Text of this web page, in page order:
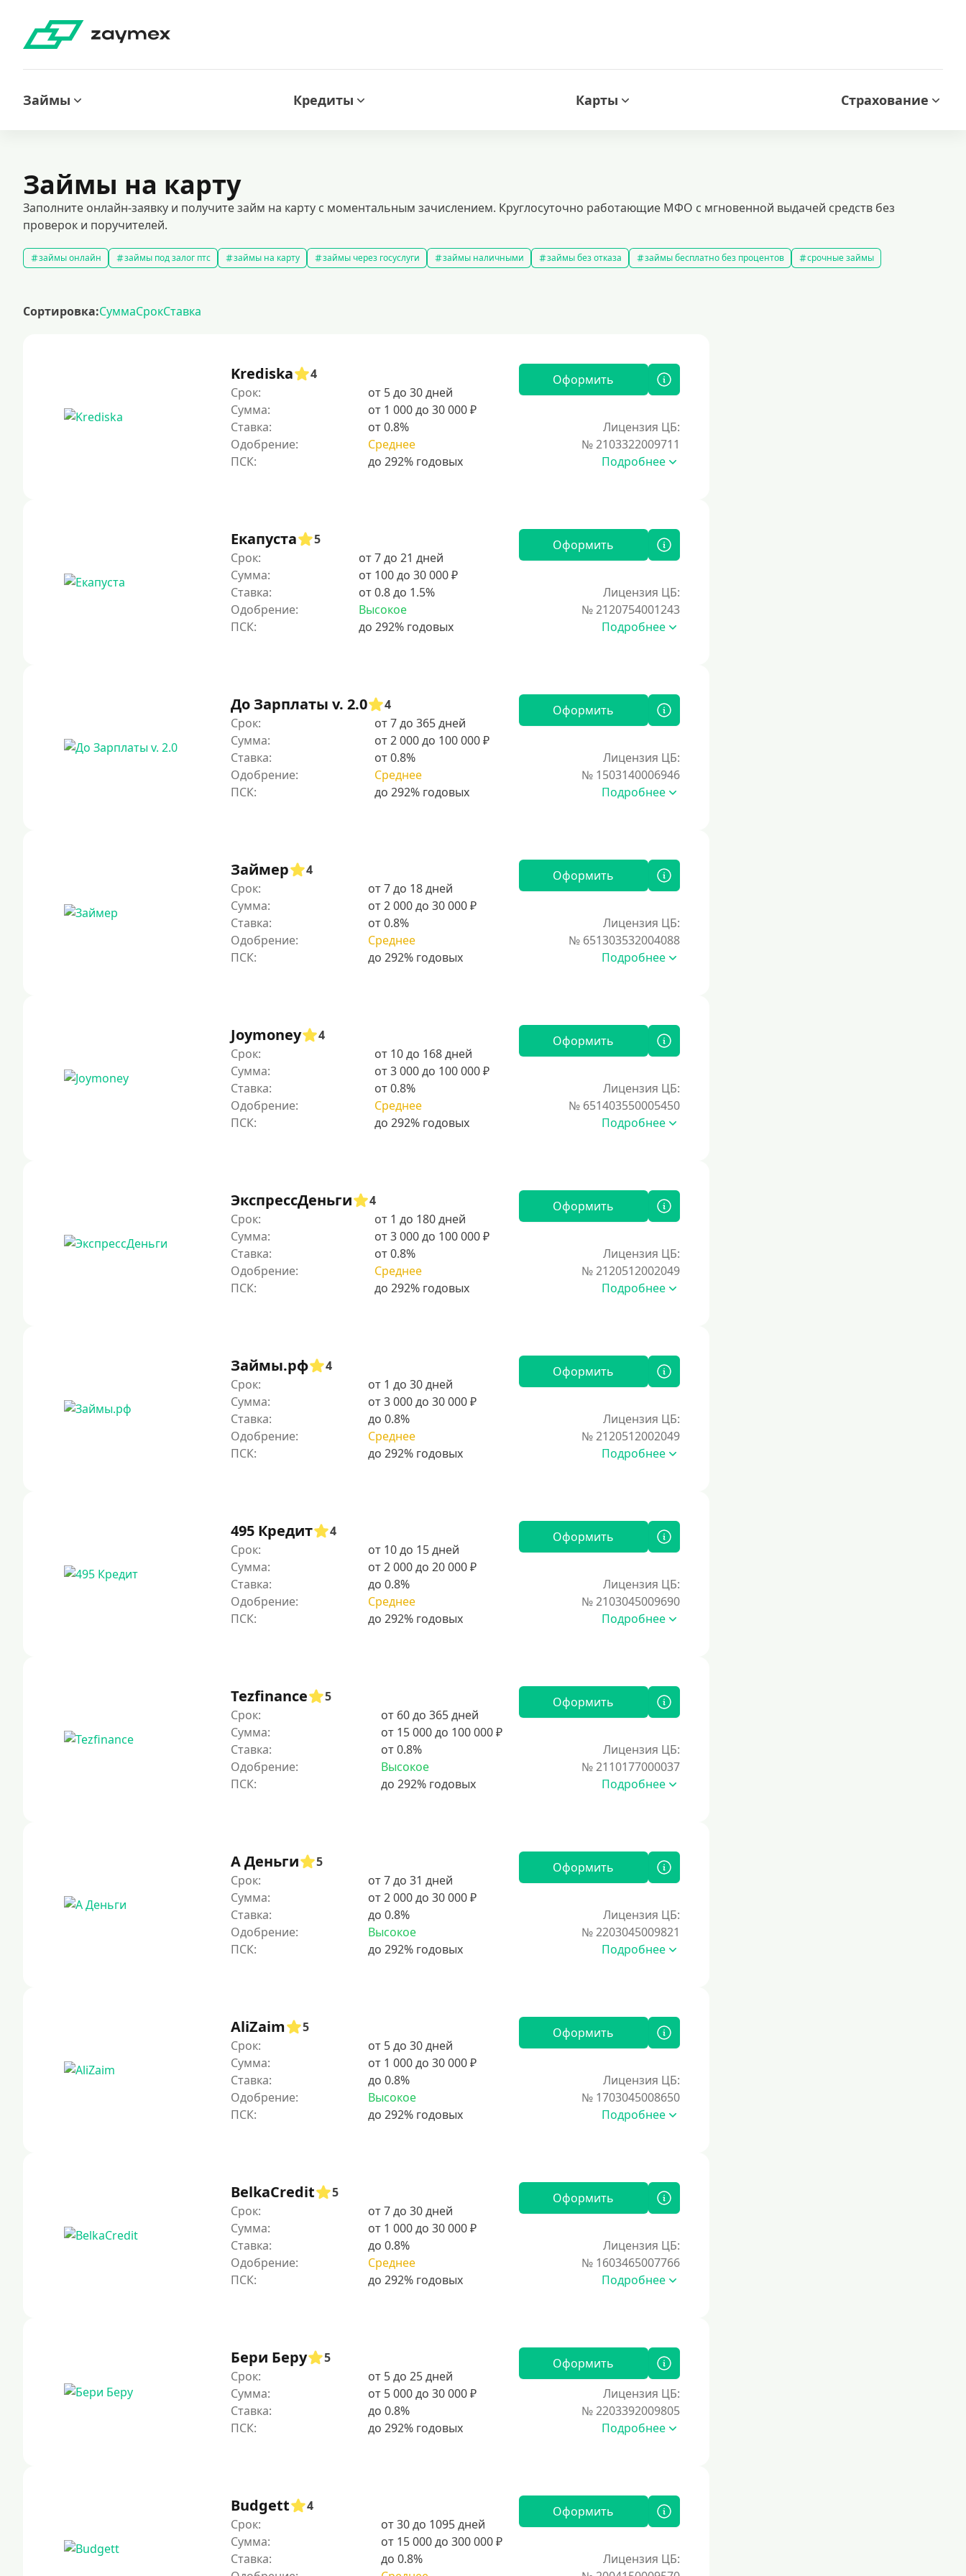
Займы Кредиты Карты Страхование
Займы на карту
Заполните онлайн-заявку и получите займ на карту с моментальным зачислением. Круглосуточно работающие МФО с мгновенной выдачей средств без
проверок и поручителей.
займы онлайн займы под залог птс займы на карту займы через госуслуги займы наличными займы без отказа займы бесплатно без процентов
срочные займы
Сортировка:СуммаСрокСтавка
Krediska
4
Срок:
от 5 до 30 дней
Сумма:
от 1 000 до 30 000 ₽
Ставка:
от 0.8%
Одобрение:
Среднее
Оформить
Лицензия ЦБ:
№ 2103322009711
Подробнее
Екапуста
5
Срок:
от 7 до 21 дней
Сумма:
от 100 до 30 000 ₽
Ставка:
от 0.8 до 1.5%
Одобрение:
Высокое
Оформить
Лицензия ЦБ:
№ 2120754001243
Подробнее
До Зарплаты v. 2.0
4
Срок:
от 7 до 365 дней
Сумма:
от 2 000 до 100 000 ₽
Ставка:
от 0.8%
Одобрение:
Среднее
Оформить
Лицензия ЦБ:
№ 1503140006946
Подробнее
Займер
4
Срок:
от 7 до 18 дней
Сумма:
от 2 000 до 30 000 ₽
Ставка:
от 0.8%
Одобрение:
Среднее
Оформить
Лицензия ЦБ:
№ 651303532004088
Подробнее
Joymoney
4
Срок:
от 10 до 168 дней
Сумма:
от 3 000 до 100 000 ₽
Ставка:
от 0.8%
Одобрение:
Среднее
Оформить
Лицензия ЦБ:
№ 651403550005450
Подробнее
ЭкспрессДеньги
4
Срок:
от 1 до 180 дней
Сумма:
от 3 000 до 100 000 ₽
Ставка:
от 0.8%
Одобрение:
Среднее
Оформить
Лицензия ЦБ:
№ 2120512002049
Подробнее
Займы.рф
4
Срок:
от 1 до 30 дней
Сумма:
от 3 000 до 30 000 ₽
Ставка:
до 0.8%
Одобрение:
Среднее
Оформить
Лицензия ЦБ:
№ 2120512002049
Подробнее
495 Кредит
4
Срок:
от 10 до 15 дней
Сумма:
от 2 000 до 20 000 ₽
Ставка:
до 0.8%
Одобрение:
Среднее
Оформить
Лицензия ЦБ:
№ 2103045009690
Подробнее
Tezfinance
5
Срок:
от 60 до 365 дней
Сумма:
от 15 000 до 100 000 ₽
Ставка:
от 0.8%
Одобрение:
Высокое
Оформить
Лицензия ЦБ:
№ 2110177000037
Подробнее
А Деньги
5
Срок:
от 7 до 31 дней
Сумма:
от 2 000 до 30 000 ₽
Ставка:
до 0.8%
Одобрение:
Высокое
Оформить
Лицензия ЦБ:
№ 2203045009821
Подробнее
AliZaim
5
Срок:
от 5 до 30 дней
Сумма:
от 1 000 до 30 000 ₽
Ставка:
до 0.8%
Одобрение:
Высокое
Оформить
Лицензия ЦБ:
№ 1703045008650
Подробнее
BelkaCredit
5
Срок:
от 7 до 30 дней
Сумма:
от 1 000 до 30 000 ₽
Ставка:
до 0.8%
Одобрение:
Среднее
Оформить
Лицензия ЦБ:
№ 1603465007766
Подробнее
Бери Беру
5
Срок:
от 5 до 25 дней
Сумма:
от 5 000 до 30 000 ₽
Ставка:
до 0.8%
Оформить
Лицензия ЦБ:
№ 2203392009805
Подробнее
Budgett
4
Срок:
от 30 до 1095 дней
Сумма:
от 15 000 до 300 000 ₽
Ставка:
до 0.8%
Оформить
Лицензия ЦБ: